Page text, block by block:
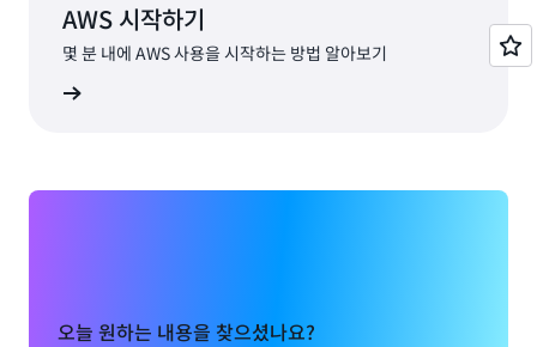
AWS 시작하기
몇 분 내에 AWS 사용을 시작하는 방법 알아보기
오늘 원하는 내용을 찾으셨나요?